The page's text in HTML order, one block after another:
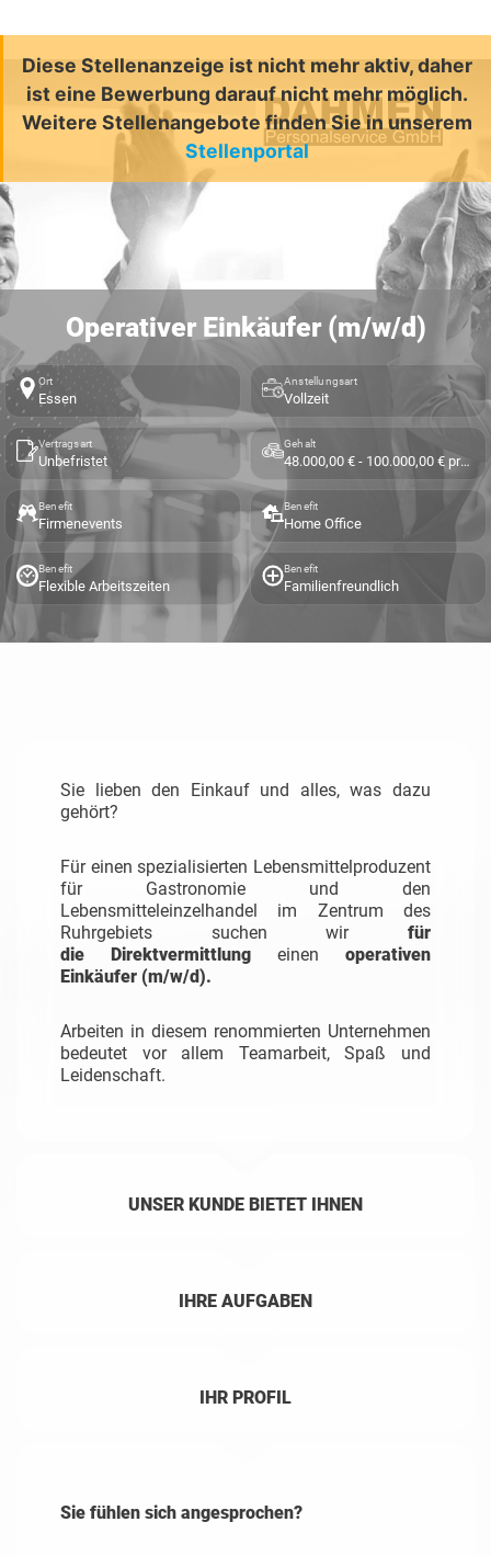
Diese Stellenanzeige ist nicht mehr aktiv, daher
ist eine Bewerbung darauf nicht mehr möglich.
Weitere Stellenangebote finden Sie in unserem
Stellenportal
Operativer Einkäufer (m/w/d)
Ort
Essen
Anstellungsart
Vollzeit
Vertragsart
Unbefristet
Gehalt
48.000,00 € - 100.000,00 € pro Jahr
Benefit
Firmenevents
Benefit
Home Office
Benefit
Flexible Arbeitszeiten
Benefit
Familienfreundlich
Sie lieben den Einkauf und alles, was dazu
gehört?
Für einen spezialisierten Lebensmittelproduzent
für Gastronomie und den
Lebensmitteleinzelhandel im Zentrum des
Ruhrgebiets suchen wir für
die Direktvermittlung einen operativen
Einkäufer (m/w/d).
Arbeiten in diesem renommierten Unternehmen
bedeutet vor allem Teamarbeit, Spaß und
Leidenschaft.
UNSER KUNDE BIETET IHNEN
IHRE AUFGABEN
IHR PROFIL
Sie fühlen sich angesprochen?